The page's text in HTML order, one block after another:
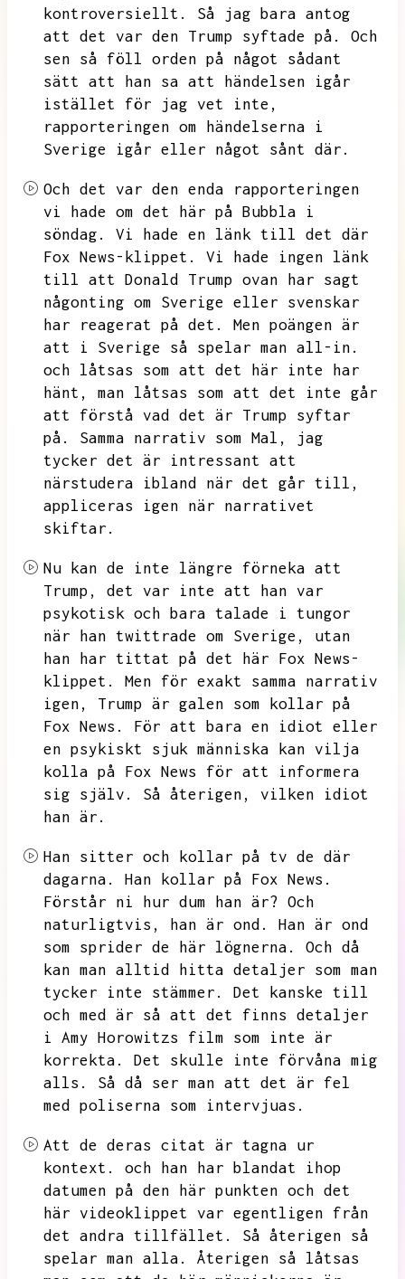
kontroversiellt.
Så jag bara antog
att det var den Trump syftade på.
Och
sen så föll orden på något sådant
sätt att han sa att händelsen igår
istället för jag vet inte,
rapporteringen om händelserna i
Sverige igår eller något sånt där.
Och det var den enda rapporteringen
vi hade om det här på Bubbla i
söndag.
Vi hade en länk till det där
Fox News-klippet.
Vi hade ingen länk
till att Donald Trump ovan har sagt
någonting om Sverige eller svenskar
har reagerat på det.
Men poängen är
att i Sverige så spelar man all-in.
och låtsas som att det här inte har
hänt,
man låtsas som att det inte går
att förstå vad det är Trump syftar
på.
Samma narrativ som Mal,
jag
tycker det är intressant att
närstudera ibland när det går till,
appliceras igen när narrativet
skiftar.
Nu kan de inte längre förneka att
Trump,
det var inte att han var
psykotisk och bara talade i tungor
när han twittrade om Sverige,
utan
han har tittat på det här Fox News-
klippet.
Men för exakt samma narrativ
igen,
Trump är galen som kollar på
Fox News.
För att bara en idiot eller
en psykiskt sjuk människa kan vilja
kolla på Fox News för att informera
sig själv.
Så återigen,
vilken idiot
han är.
Han sitter och kollar på tv de där
dagarna.
Han kollar på Fox News.
Förstår ni hur dum han är? Och
naturligtvis,
han är ond.
Han är ond
som sprider de här lögnerna.
Och då
kan man alltid hitta detaljer som man
tycker inte stämmer.
Det kanske till
och med är så att det finns detaljer
i Amy Horowitzs film som inte är
korrekta.
Det skulle inte förvåna mig
alls.
Så då ser man att det är fel
med poliserna som intervjuas.
Att de deras citat är tagna ur
kontext.
och han har blandat ihop
datumen på den här punkten och det
här videoklippet var egentligen från
det andra tillfället.
Så återigen så
spelar man alla.
Återigen så låtsas